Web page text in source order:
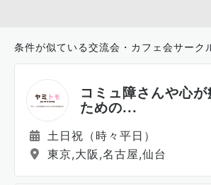
条件が似ている交流会・カフェ会サーク
コミュ障さんや心
ための...
土日祝（時々平日）
東京,大阪,名古屋,仙台